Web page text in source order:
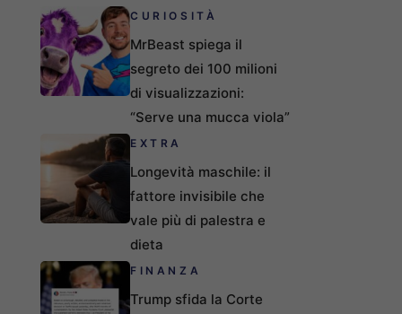
CURIOSITÀ
MrBeast spiega il
segreto dei 100 milioni
di visualizzazioni:
“Serve una mucca viola”
EXTRA
Longevità maschile: il
fattore invisibile che
vale più di palestra e
dieta
FINANZA
Trump sfida la Corte